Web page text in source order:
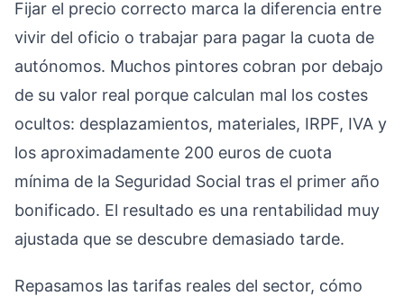
Fijar el precio correcto marca la diferencia entre
vivir del oficio o trabajar para pagar la cuota de
autónomos. Muchos pintores cobran por debajo
de su valor real porque calculan mal los costes
ocultos: desplazamientos, materiales, IRPF, IVA y
los aproximadamente 200 euros de cuota
mínima de la Seguridad Social tras el primer año
bonificado. El resultado es una rentabilidad muy
ajustada que se descubre demasiado tarde.
Repasamos las tarifas reales del sector, cómo